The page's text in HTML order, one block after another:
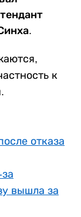
к
отказа
вышла за